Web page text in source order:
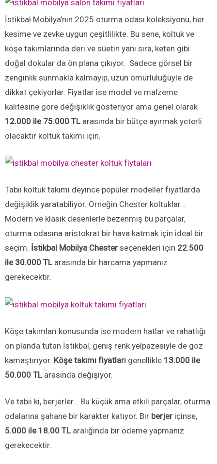
İstikbal Mobilya’nın 2025 oturma odası koleksiyonu, her
kesime ve zevke uygun çeşitlilikte. Bu sene, koltuk ve
köşe takımlarında deri ve süetin yanı sıra, keten gibi
doğal dokular da ön plana çıkıyor. Sadece görsel bir
zenginlik sunmakla kalmayıp, uzun ömürlülüğüyle de
dikkat çekiyorlar. Fiyatlar ise model ve malzeme
kalitesine göre değişiklik gösteriyor ama genel olarak
12.000 ile 75.000 TL arasında bir bütçe ayırmak yeterli
olacaktır koltuk takımı için.
Tabii koltuk takımı deyince popüler modeller fiyatlarda
değişiklik yaratabiliyor. Örneğin Chester koltuklar…
Modern ve klasik desenlerle bezenmiş bu parçalar,
oturma odasına aristokrat bir hava katmak için ideal bir
seçim. İstikbal Mobilya Chester seçenekleri için 22.500
ile 30.000 TL arasında bir harcama yapmanız
gerekecektir.
Köşe takımları konusunda ise modern hatlar ve rahatlığı
ön planda tutan İstikbal, geniş renk yelpazesiyle de göz
kamaştırıyor. Köşe takımı fiyatları genellikle 13.000 ile
50.000 TL arasında değişiyor.
Ve tabii ki, berjerler… Bu küçük ama etkili parçalar, oturma
odalarına şahane bir karakter katıyor. Bir berjer içinse,
5.000 ile 18.00 TL aralığında bir ödeme yapmanız
gerekecektir.